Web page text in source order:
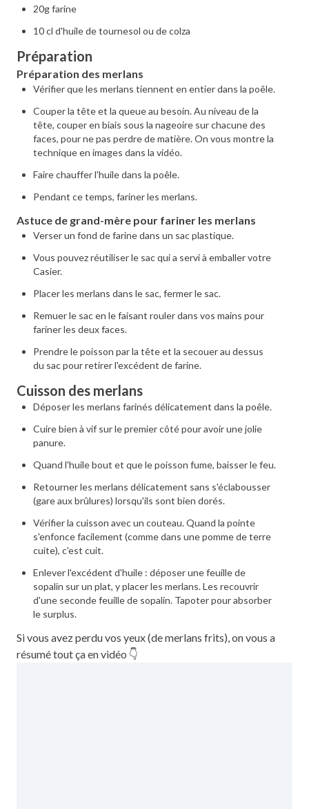
20g farine
10 cl d'huile de tournesol ou de colza
Préparation
Préparation des merlans
Vérifier que les merlans tiennent en entier dans la poêle.
Couper la tête et la queue au besoin. Au niveau de la
tête, couper en biais sous la nageoire sur chacune des
faces, pour ne pas perdre de matière. On vous montre la
technique en images dans la vidéo.
Faire chauffer l'huile dans la poêle.
Pendant ce temps, fariner les merlans.
Astuce de grand-mère pour fariner les merlans
Verser un fond de farine dans un sac plastique.
Vous pouvez réutiliser le sac qui a servi à emballer votre
Casier.
Placer les merlans dans le sac, fermer le sac.
Remuer le sac en le faisant rouler dans vos mains pour
fariner les deux faces.
Prendre le poisson par la tête et la secouer au dessus
du sac pour retirer l'excédent de farine.
Cuisson des merlans
Déposer les merlans farinés délicatement dans la poêle.
Cuire bien à vif sur le premier côté pour avoir une jolie
panure.
Quand l'huile bout et que le poisson fume, baisser le feu.
Retourner les merlans délicatement sans s'éclabousser
(gare aux brûlures) lorsqu'ils sont bien dorés.
Vérifier la cuisson avec un couteau. Quand la pointe
s'enfonce facilement (comme dans une pomme de terre
cuite), c'est cuit.
Enlever l'excédent d'huile : déposer une feuille de
sopalin sur un plat, y placer les merlans. Les recouvrir
d'une seconde feuille de sopalin. Tapoter pour absorber
le surplus.
Si vous avez perdu vos yeux (de merlans frits), on vous a
résumé tout ça en vidéo 👇